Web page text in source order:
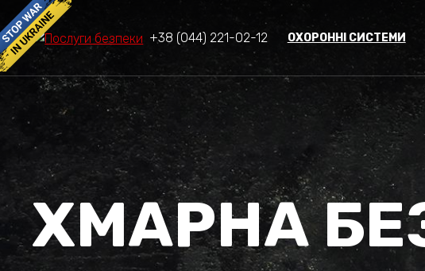
+38 (044) 221-02-12 ОХОРОННІ СИСТЕМИ
ХМАРНА